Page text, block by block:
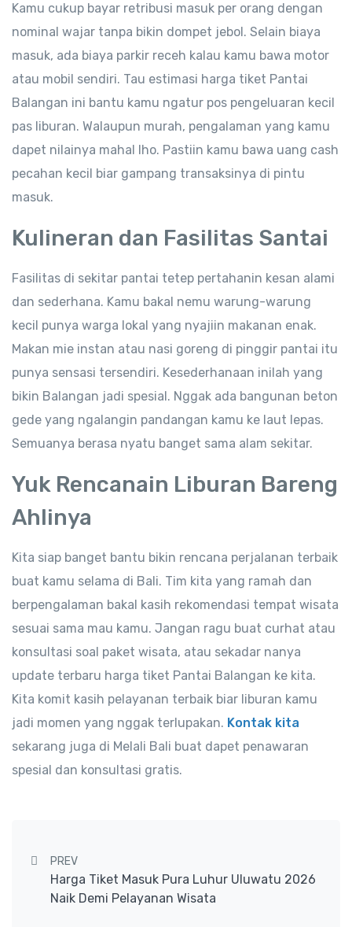
Kamu cukup bayar retribusi masuk per orang dengan
nominal wajar tanpa bikin dompet jebol. Selain biaya
masuk, ada biaya parkir receh kalau kamu bawa motor
atau mobil sendiri. Tau estimasi harga tiket Pantai
Balangan ini bantu kamu ngatur pos pengeluaran kecil
pas liburan. Walaupun murah, pengalaman yang kamu
dapet nilainya mahal lho. Pastiin kamu bawa uang cash
pecahan kecil biar gampang transaksinya di pintu
masuk.
Kulineran dan Fasilitas Santai
Fasilitas di sekitar pantai tetep pertahanin kesan alami
dan sederhana. Kamu bakal nemu warung-warung
kecil punya warga lokal yang nyajiin makanan enak.
Makan mie instan atau nasi goreng di pinggir pantai itu
punya sensasi tersendiri. Kesederhanaan inilah yang
bikin Balangan jadi spesial. Nggak ada bangunan beton
gede yang ngalangin pandangan kamu ke laut lepas.
Semuanya berasa nyatu banget sama alam sekitar.
Yuk Rencanain Liburan Bareng
Ahlinya
Kita siap banget bantu bikin rencana perjalanan terbaik
buat kamu selama di Bali. Tim kita yang ramah dan
berpengalaman bakal kasih rekomendasi tempat wisata
sesuai sama mau kamu. Jangan ragu buat curhat atau
konsultasi soal paket wisata, atau sekadar nanya
update terbaru harga tiket Pantai Balangan ke kita.
Kita komit kasih pelayanan terbaik biar liburan kamu
jadi momen yang nggak terlupakan. Kontak kita
sekarang juga di Melali Bali buat dapet penawaran
spesial dan konsultasi gratis.
Post navigation
PREV
Harga Tiket Masuk Pura Luhur Uluwatu 2026
Naik Demi Pelayanan Wisata